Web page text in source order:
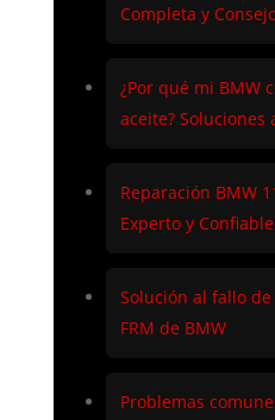
Completa y
¿Por qué mi BMW
aceite? Soluciones
Reparación BMW
Experto y Confiable
Solución al fallo
FRM de BMW
Problemas